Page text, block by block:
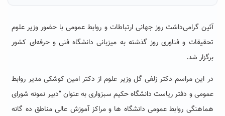
آئین گرامی‌داشت روز جهانی ارتباطات و روابط عمومی با حضور وزیر علوم
تحقیقات و فناوری روز گذشته به میزبانی دانشگاه فنی و حرفه‌ای کشور
برگزار شد.
در این مراسم دکتر زلفی گل وزیر علوم از دکتر امین کوشکی مدیر روابط
عمومی و دفتر ریاست دانشگاه حکیم سبزواری به عنوان “دبیر نمونه شورای
هماهنگی روابط عمومی دانشگاه ها و مراکز آموزش عالی مناطق ده گانه